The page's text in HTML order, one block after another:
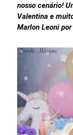
nosso cenário!
Valentina e
Marlon Leoni